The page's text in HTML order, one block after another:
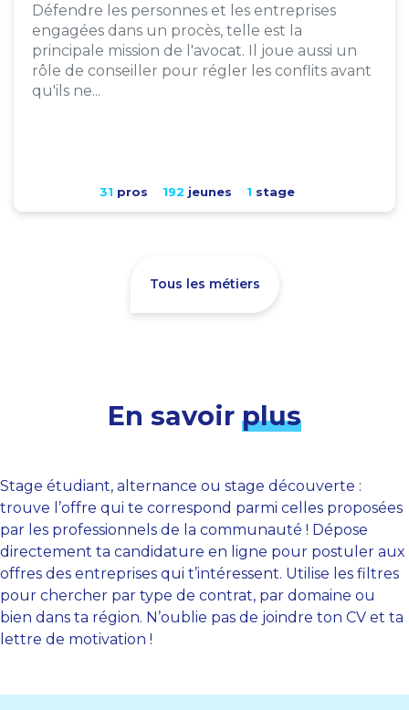
Défendre les personnes et les entreprises
engagées dans un procès, telle est la
principale mission de l'avocat. Il joue aussi un
rôle de conseiller pour régler les conflits avant
qu'ils ne...
31 pros 192 jeunes 1 stage
Tous les métiers
En savoir plus
Stage étudiant, alternance ou stage découverte :
trouve l’offre qui te correspond parmi celles proposées
par les professionnels de la communauté ! Dépose
directement ta candidature en ligne pour postuler aux
offres des entreprises qui t’intéressent. Utilise les filtres
pour chercher par type de contrat, par domaine ou
bien dans ta région. N’oublie pas de joindre ton CV et ta
lettre de motivation !